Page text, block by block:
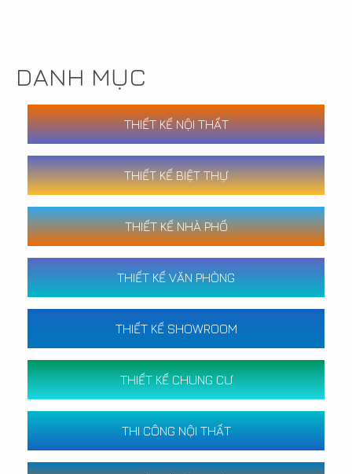
DANH MỤC
THIẾT KẾ NỘI THẤT
THIẾT KẾ BIỆT THỰ
THIẾT KẾ NHÀ PHỐ
THIẾT KẾ VĂN PHÒNG
THIẾT KẾ SHOWROOM
THIẾT KẾ CHUNG CƯ
THI CÔNG NỘI THẤT